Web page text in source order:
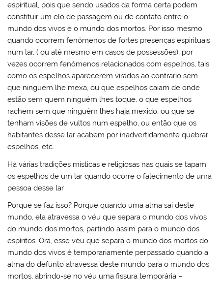
espiritual, pois que sendo usados da forma certa podem
constituir um elo de passagem ou de contato entre o
mundo dos vivos e o mundo dos mortos. Por isso mesmo
quando ocorrem fenómenos de fortes presenças espirituais
num lar, ( ou até mesmo em casos de possessões), por
vezes ocorrem fenómenos relacionados com espelhos, tais
como os espelhos aparecerem virados ao contrario sem
que ninguém lhe mexa, ou que espelhos caiam de onde
estão sem quem ninguém lhes toque, o que espelhos
rachem sem que ninguém lhes haja mexido, ou que se
tenham visões de vultos num espelho, ou então que os
habitantes desse lar acabem por inadvertidamente quebrar
espelhos, etc.
Há várias tradições místicas e religiosas nas quais se tapam
os espelhos de um lar quando ocorre o falecimento de uma
pessoa desse lar.
Porque se faz isso? Porque quando uma alma sai deste
mundo, ela atravessa o véu que separa o mundo dos vivos
do mundo dos mortos, partindo assim para o mundo dos
espíritos. Ora, esse véu que separa o mundo dos mortos do
mundo dos vivos é temporariamente perpassado quando a
alma do defunto atravessa deste mundo para o mundo dos
mortos, abrindo-se no véu uma fissura temporária –